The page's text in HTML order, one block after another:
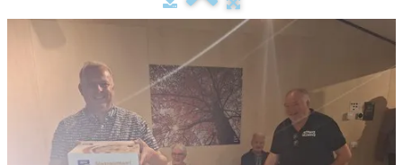
Activiteiten Agenda Meeden